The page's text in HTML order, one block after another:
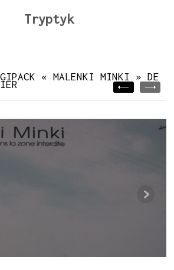
Tryptyk
« MALENKI MINKI » DE